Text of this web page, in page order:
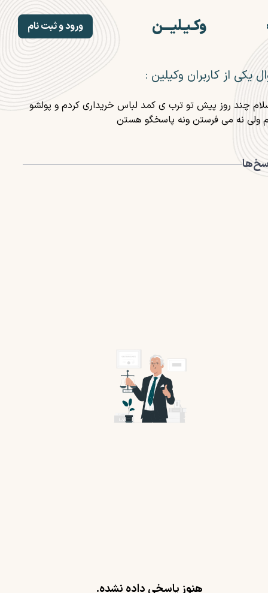
وکـیـلیـــن
ورود و ثبت نام
ثبت نام وکلا
وکلا
خدمات
بلاگ
مشاوره حقوقی رایگان
یکی از کاربران وکیلین :
چند روز پیش تو ترب ی کمد لباس خریداری کردم و پولشو
ولی نه می فرستن ونه پاسخگو هستن
هنوز پاسخی داده نشده.